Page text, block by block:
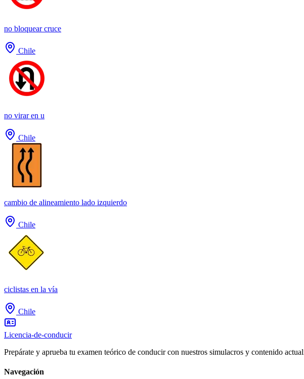
no bloquear cruce
Chile
no virar en u
Chile
cambio de alineamiento lado izquierdo
Chile
ciclistas en la vía
Chile
Licencia-de-conducir
Prepárate y aprueba tu examen teórico de conducir con nuestros simulacros y contenido
Navegación